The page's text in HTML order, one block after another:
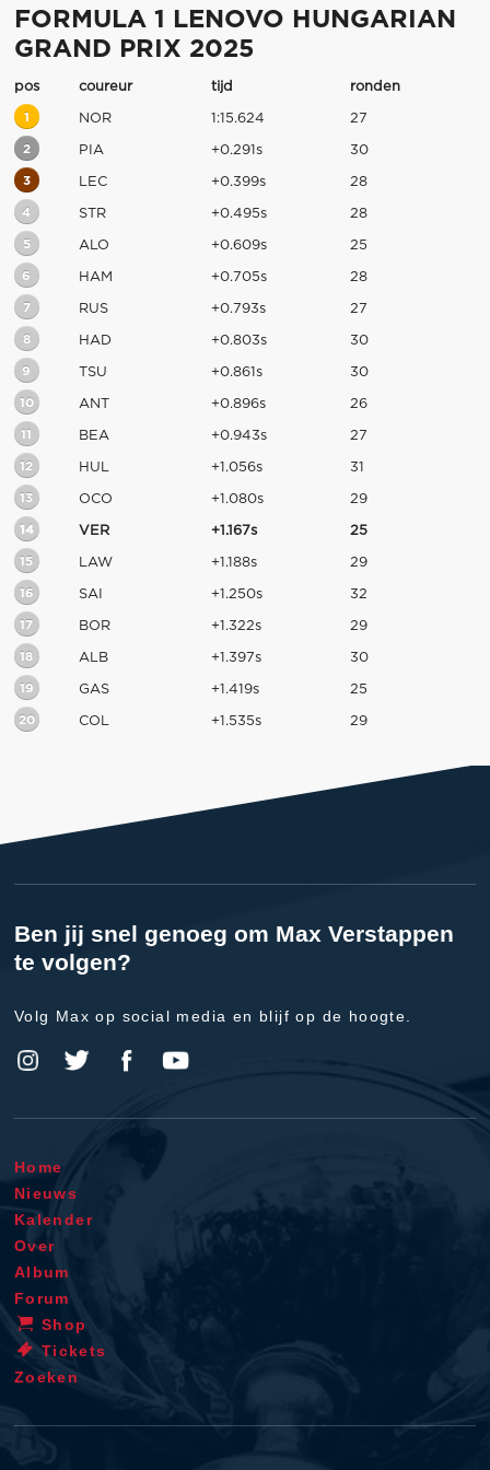
FORMULA 1 LENOVO HUNGARIAN
GRAND PRIX 2025
pos coureur tijd ronden
1 NOR 1:15.624 27
2 PIA +0.291s 30
3 LEC +0.399s 28
4 STR +0.495s 28
5 ALO +0.609s 25
6 HAM +0.705s 28
7 RUS +0.793s 27
8 HAD +0.803s 30
9 TSU +0.861s 30
10 ANT +0.896s 26
11 BEA +0.943s 27
12 HUL +1.056s 31
13 OCO +1.080s 29
14 VER +1.167s 25
15 LAW +1.188s 29
16 SAI +1.250s 32
17 BOR +1.322s 29
18 ALB +1.397s 30
19 GAS +1.419s 25
20 COL +1.535s 29
Ben jij snel genoeg om Max Verstappen
te volgen?
Volg Max op social media en blijf op de hoogte.
Home
Nieuws
Kalender
Over
Album
Forum
Shop
Tickets
Zoeken